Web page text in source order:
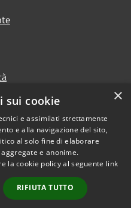
Copyright © 2026 • Comune di
Chiari • Powered by
Municipium•
Accesso
redazione
×
sui cookie
e assimilati strettamente
e alla navigazione del sito,
al solo fine di elaborare
e anonime.
la cookie policy al seguente link
RIFIUTA TUTTO